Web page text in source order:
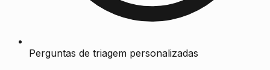
Perguntas de triagem personalizadas